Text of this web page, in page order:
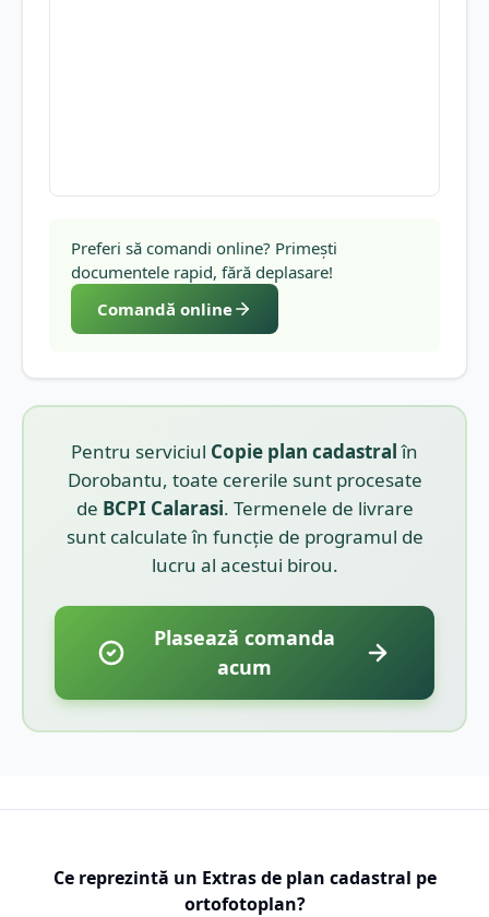
Preferi să comandi online? Primești
documentele rapid, fără deplasare!
Comandă online
Pentru serviciul Copie plan cadastralîn
Dorobantu, toate cererile sunt procesate
de BCPI Calarasi. Termenele de livrare
sunt calculate în funcție de programul de
lucru al acestui birou.
Plasează comanda
acum
Ce reprezintă un Extras de plan cadastral pe
ortofotoplan?